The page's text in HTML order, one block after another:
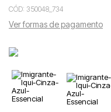
CÓD: 350048_734
Ver formas de pagamento